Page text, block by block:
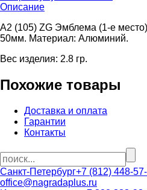
Описание
A2 (105) ZG Эмблема (1-е
50мм. Материал: Алюминий.
Вес изделия: 2.8 гр.
Похожие товары
Доставка и оплата
Гарантии
Контакты
Санкт-Петербург+7 (812) 448-
office@nagradaplus.ru